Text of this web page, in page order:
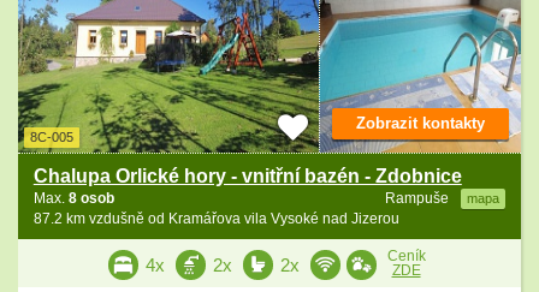
8C-005
Chalupa Orlické hory - vnitřní bazén - Zdobnice
Rampuše mapa
Max. 8 osob
87.2 km vzdušně od Kramářova vila Vysoké nad Jizerou
Zobrazit kontakty
4x 2x 2x
Ceník
ZDE